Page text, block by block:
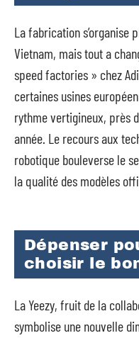
La fabrication s’organise
Vietnam, mais tout a
speed factories » chez
certaines usines
rythme vertigineux, près
année. Le recours aux
robotique bouleverse le
la qualité des modèles
Dépenser
choisir le
La Yeezy, fruit de la
symbolise une nouvelle